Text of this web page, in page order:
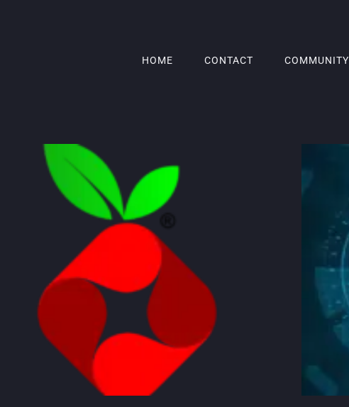
HOME CONTACT COMMUNITY